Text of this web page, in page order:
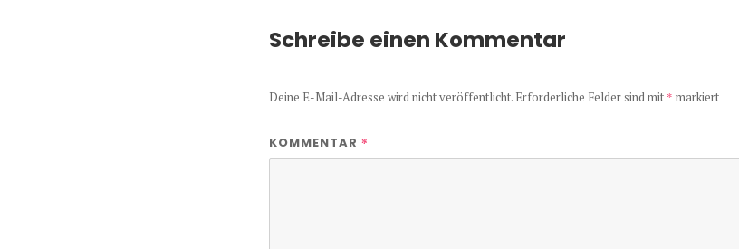
Schreibe einen Kommentar
Deine E-Mail-Adresse wird nicht veröffentlicht. Erforderliche Felder sind mit * markiert
KOMMENTAR *